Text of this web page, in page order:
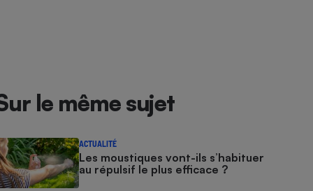
le même sujet
ACTUALITÉ
Les moustiques vont-ils s’habituer
au répulsif le plus efficace ?